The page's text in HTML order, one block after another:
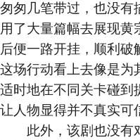
匆匆几笔带过，也没有
用了大量篇幅去展现
后便一路开挂，顺利
这场行动看上去像是为
适时地在不同关卡碰到
让人物显得并不真实可
此外，该剧也没有对